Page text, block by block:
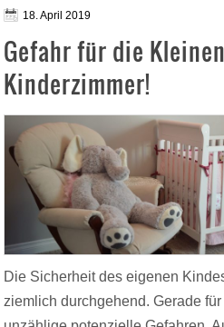
18. April 2019
Gefahr für die
Kinderzimmer!
Die Sicherheit des eigenen
ziemlich durchgehend. Gerade